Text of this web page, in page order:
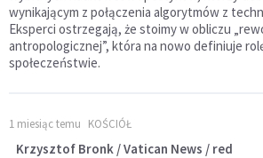
wynikającym z połączenia algorytmów z
Eksperci ostrzegają, że stoimy w obliczu
antropologicznej”, która na nowo definiuje
społeczeństwie.
1 miesiąc temu KOŚCIÓŁ
Krzysztof Bronk / Vatican News / red